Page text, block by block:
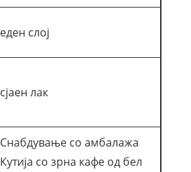
еден слој
сјаен лак
Снабдување со амбалажа
Кутија со зрна кафе од бел